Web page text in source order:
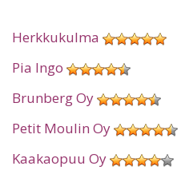
Herkkukulma
Pia Ingo
Brunberg Oy
Petit Moulin Oy
Kaakaopuu Oy